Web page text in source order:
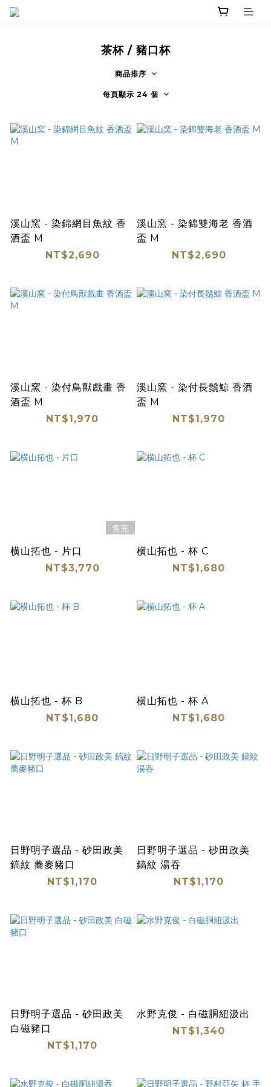
茶杯 / 豬口杯
商品排序
每頁顯示 24 個
溪山窯 - 染錦網目魚紋 香
酒盃 M
NT$2,690
溪山窯 - 染錦雙海老 香酒
盃 M
NT$2,690
溪山窯 - 染付鳥獸戲畫 香
酒盃 M
NT$1,970
溪山窯 - 染付長鬚鯨 香酒
盃 M
NT$1,970
售完
横山拓也 - 片口
NT$3,770
横山拓也 - 杯 C
NT$1,680
横山拓也 - 杯 B
NT$1,680
横山拓也 - 杯 A
NT$1,680
日野明子選品 - 砂田政美
鎬紋 蕎麥豬口
NT$1,170
日野明子選品 - 砂田政美
鎬紋 湯吞
NT$1,170
日野明子選品 - 砂田政美
白磁豬口
NT$1,170
水野克俊 - 白磁胴紐汲出
NT$1,340